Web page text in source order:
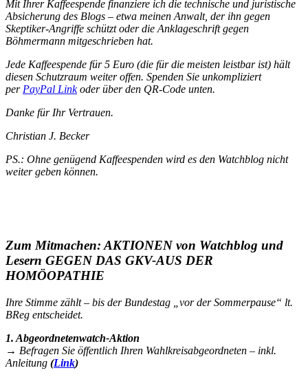
Mit Ihrer Kaffeespende finanziere ich die technische und juristische
Absicherung des Blogs – etwa meinen Anwalt, der ihn gegen
Skeptiker-Angriffe schützt oder die Anklageschrift gegen
Böhmermann mitgeschrieben hat.
Jede Kaffeespende für 5 Euro (die für die meisten leistbar ist) hält
diesen Schutzraum weiter offen. Spenden Sie unkompliziert
per PayPal Linkoder über den QR-Code unten.
Danke für Ihr Vertrauen.
Christian J. Becker
PS.: Ohne genügend Kaffeespenden wird es den Watchblog nicht
weiter geben können.
Zum Mitmachen: AKTIONEN von Watchblog und
Lesern GEGEN DAS GKV-AUS DER
HOMÖOPATHIE
Ihre Stimme zählt – bis der Bundestag „vor der Sommerpause“ lt.
BReg entscheidet.
1. Abgeordnetenwatch-Aktion
→ Befragen Sie öffentlich Ihren Wahlkreisabgeordneten – inkl.
Anleitung (Link)